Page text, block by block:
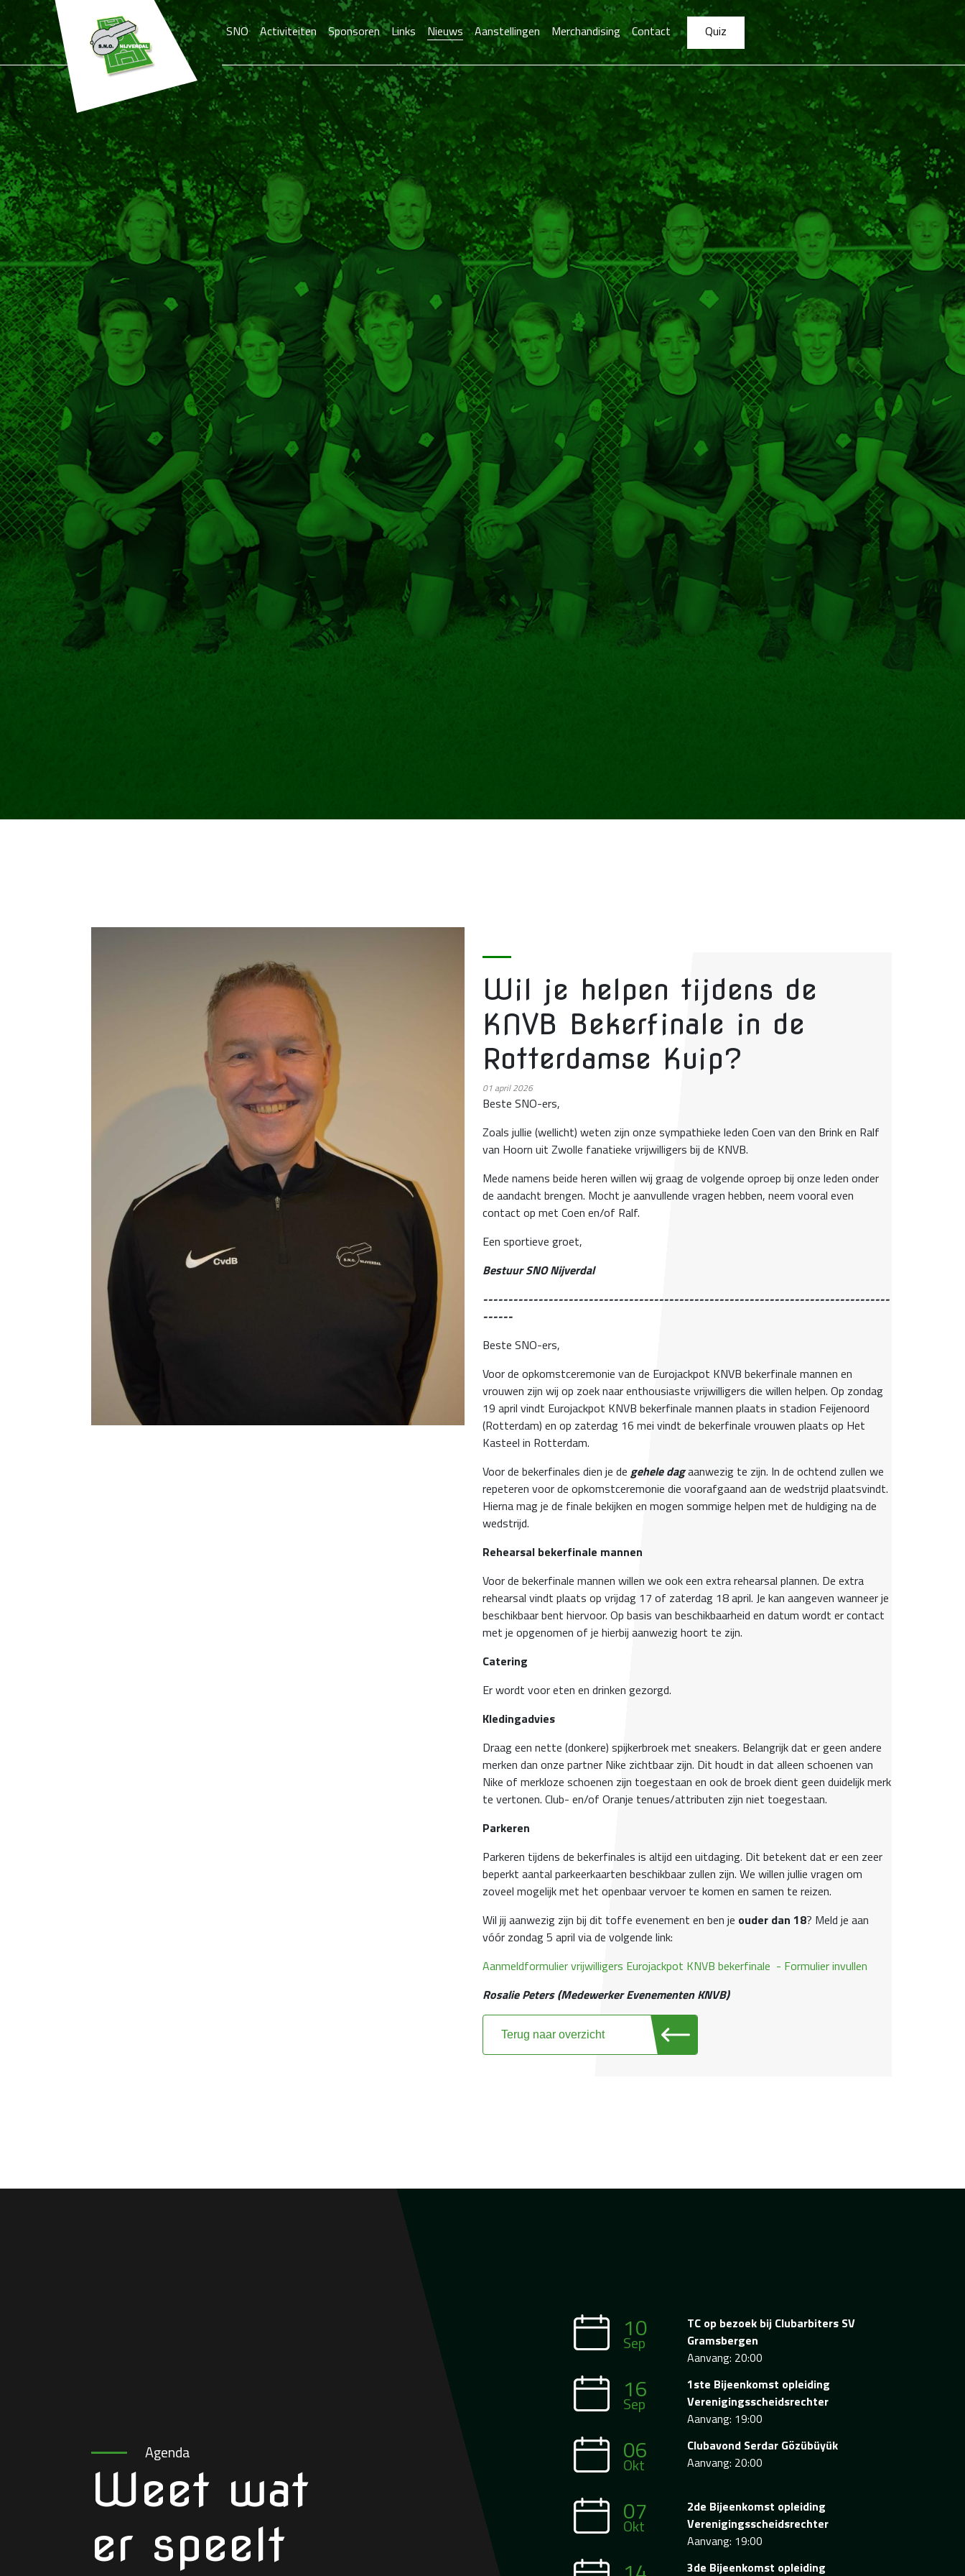
SNO Activiteiten Sponsoren Links Nieuws Aanstellingen Merchandising Contact Quiz
Wil je helpen tijdens de
KNVB Bekerfinale in de
Rotterdamse Kuip?
01 april 2026
Beste SNO-ers,
Zoals jullie (wellicht) weten zijn onze sympathieke leden Coen van den Brink en Ralf
van Hoorn uit Zwolle fanatieke vrijwilligers bij de KNVB.
Mede namens beide heren willen wij graag de volgende oproep bij onze leden onder
de aandacht brengen. Mocht je aanvullende vragen hebben, neem vooral even
contact op met Coen en/of Ralf.
Een sportieve groet,
Bestuur SNO Nijverdal
---------------------------------------------------------------------------------
------
Beste SNO-ers,
Voor de opkomstceremonie van de Eurojackpot KNVB bekerfinale mannen en
vrouwen zijn wij op zoek naar enthousiaste vrijwilligers die willen helpen. Op zondag
19 april vindt Eurojackpot KNVB bekerfinale mannen plaats in stadion Feijenoord
(Rotterdam) en op zaterdag 16 mei vindt de bekerfinale vrouwen plaats op Het
Kasteel in Rotterdam.
Voor de bekerfinales dien je de gehele dagaanwezig te zijn. In de ochtend zullen we
repeteren voor de opkomstceremonie die voorafgaand aan de wedstrijd plaatsvindt.
Hierna mag je de finale bekijken en mogen sommige helpen met de huldiging na de
wedstrijd.
Rehearsal bekerfinale mannen
Voor de bekerfinale mannen willen we ook een extra rehearsal plannen. De extra
rehearsal vindt plaats op vrijdag 17 of zaterdag 18 april. Je kan aangeven wanneer je
beschikbaar bent hiervoor. Op basis van beschikbaarheid en datum wordt er contact
met je opgenomen of je hierbij aanwezig hoort te zijn.
Catering
Er wordt voor eten en drinken gezorgd.
Kledingadvies
Draag een nette (donkere) spijkerbroek met sneakers. Belangrijk dat er geen andere
merken dan onze partner Nike zichtbaar zijn. Dit houdt in dat alleen schoenen van
Nike of merkloze schoenen zijn toegestaan en ook de broek dient geen duidelijk merk
te vertonen. Club- en/of Oranje tenues/attributen zijn niet toegestaan.
Parkeren
Parkeren tijdens de bekerfinales is altijd een uitdaging. Dit betekent dat er een zeer
beperkt aantal parkeerkaarten beschikbaar zullen zijn. We willen jullie vragen om
zoveel mogelijk met het openbaar vervoer te komen en samen te reizen.
Wil jij aanwezig zijn bij dit toffe evenement en ben je ouder dan 18? Meld je aan
vóór zondag 5 april via de volgende link:
Aanmeldformulier vrijwilligers Eurojackpot KNVB bekerfinale - Formulier invullen
Rosalie Peters (Medewerker Evenementen KNVB)
Terug naar overzicht
Agenda
Weet wat
er speelt
10
Sep
TC op bezoek bij Clubarbiters SV
Gramsbergen
Aanvang: 20:00
16
Sep
1ste Bijeenkomst opleiding
Verenigingsscheidsrechter
Aanvang: 19:00
06
Okt
Clubavond Serdar Gözübüyük
Aanvang: 20:00
07
Okt
2de Bijeenkomst opleiding
Verenigingsscheidsrechter
Aanvang: 19:00
3de Bijeenkomst opleiding